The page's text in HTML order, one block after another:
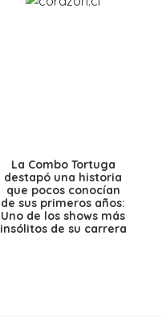
La Combo Tortuga
destapó una historia
que pocos conocían
de sus primeros años:
Uno de los shows más
insólitos de su carrera